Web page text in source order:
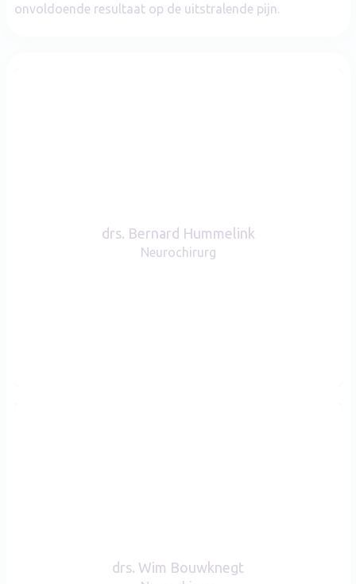
onvoldoende resultaat op de uitstralende pijn.
drs. Bernard Hummelink
Neurochirurg
Universiteit te Amsterdam. Daarna was ik
in het kader van militaire dienstplicht
drs. Wim Bouwknegt
Neurochirurg. Hij groeide op in de